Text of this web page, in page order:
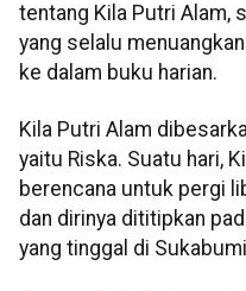
tentang Kila Putri Alam,
yang selalu
ke dalam buku harian.
Kila Putri Alam
yaitu Riska. Suatu hari,
berencana untuk pergi
dan dirinya dititipkan
yang tinggal di